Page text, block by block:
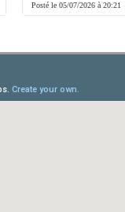
Posté le 05/07/2026 à 20:21